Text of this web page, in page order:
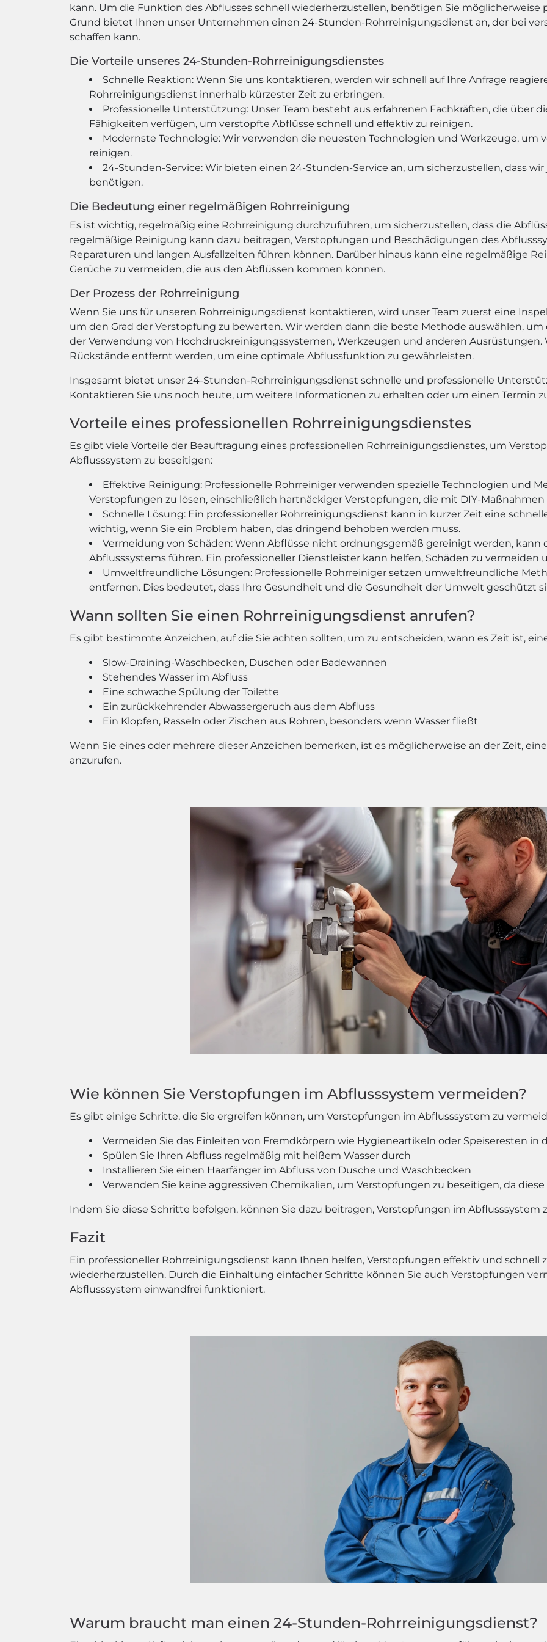
kann. Um die Funktion des Abflusses schnell wiederherzustellen, benötigen Sie
Grund bietet Ihnen unser Unternehmen einen 24-Stunden-Rohrreinigungsdienst an, der bei
schaffen kann.
Die Vorteile unseres 24-Stunden-Rohrreinigungsdienstes
Schnelle Reaktion: Wenn Sie uns kontaktieren, werden wir schnell auf Ihre Anfrage
Rohrreinigungsdienst innerhalb kürzester Zeit zu erbringen.
Professionelle Unterstützung: Unser Team besteht aus erfahrenen Fachkräften, die über
Fähigkeiten verfügen, um verstopfte Abflüsse schnell und effektiv zu reinigen.
Modernste Technologie: Wir verwenden die neuesten Technologien und Werkzeuge, um
reinigen.
24-Stunden-Service: Wir bieten einen 24-Stunden-Service an, um sicherzustellen, dass
benötigen.
Die Bedeutung einer regelmäßigen Rohrreinigung
Es ist wichtig, regelmäßig eine Rohrreinigung durchzuführen, um sicherzustellen, dass die
regelmäßige Reinigung kann dazu beitragen, Verstopfungen und Beschädigungen des
Reparaturen und langen Ausfallzeiten führen können. Darüber hinaus kann eine regelmäßige
Gerüche zu vermeiden, die aus den Abflüssen kommen können.
Der Prozess der Rohrreinigung
Wenn Sie uns für unseren Rohrreinigungsdienst kontaktieren, wird unser Team zuerst eine
um den Grad der Verstopfung zu bewerten. Wir werden dann die beste Methode auswählen,
der Verwendung von Hochdruckreinigungssystemen, Werkzeugen und anderen Ausrüstungen.
Rückstände entfernt werden, um eine optimale Abflussfunktion zu gewährleisten.
Insgesamt bietet unser 24-Stunden-Rohrreinigungsdienst schnelle und professionelle
Kontaktieren Sie uns noch heute, um weitere Informationen zu erhalten oder um einen Termin
Vorteile eines professionellen Rohrreinigungsdienstes
Es gibt viele Vorteile der Beauftragung eines professionellen Rohrreinigungsdienstes, um
Abflusssystem zu beseitigen:
Effektive Reinigung: Professionelle Rohrreiniger verwenden spezielle Technologien und
Verstopfungen zu lösen, einschließlich hartnäckiger Verstopfungen, die mit DIY-
Schnelle Lösung: Ein professioneller Rohrreinigungsdienst kann in kurzer Zeit eine
wichtig, wenn Sie ein Problem haben, das dringend behoben werden muss.
Vermeidung von Schäden: Wenn Abflüsse nicht ordnungsgemäß gereinigt werden, kann
Abflusssystems führen. Ein professioneller Dienstleister kann helfen, Schäden zu
Umweltfreundliche Lösungen: Professionelle Rohrreiniger setzen umweltfreundliche
entfernen. Dies bedeutet, dass Ihre Gesundheit und die Gesundheit der Umwelt geschützt
Wann sollten Sie einen Rohrreinigungsdienst anrufen?
Es gibt bestimmte Anzeichen, auf die Sie achten sollten, um zu entscheiden, wann es Zeit ist,
Slow-Draining-Waschbecken, Duschen oder Badewannen
Stehendes Wasser im Abfluss
Eine schwache Spülung der Toilette
Ein zurückkehrender Abwassergeruch aus dem Abfluss
Ein Klopfen, Rasseln oder Zischen aus Rohren, besonders wenn Wasser fließt
Wenn Sie eines oder mehrere dieser Anzeichen bemerken, ist es möglicherweise an der Zeit,
anzurufen.
Wie können Sie Verstopfungen im Abflusssystem vermeiden?
Es gibt einige Schritte, die Sie ergreifen können, um Verstopfungen im Abflusssystem zu
Vermeiden Sie das Einleiten von Fremdkörpern wie Hygieneartikeln oder Speiseresten in
Spülen Sie Ihren Abfluss regelmäßig mit heißem Wasser durch
Installieren Sie einen Haarfänger im Abfluss von Dusche und Waschbecken
Verwenden Sie keine aggressiven Chemikalien, um Verstopfungen zu beseitigen, da
Indem Sie diese Schritte befolgen, können Sie dazu beitragen, Verstopfungen im Abflusssystem
Fazit
Ein professioneller Rohrreinigungsdienst kann Ihnen helfen, Verstopfungen effektiv und schnell
wiederherzustellen. Durch die Einhaltung einfacher Schritte können Sie auch Verstopfungen
Abflusssystem einwandfrei funktioniert.
Warum braucht man einen 24-Stunden-Rohrreinigungsdienst?